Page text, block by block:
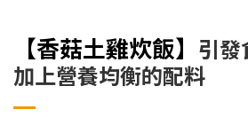
【香菇土雞炊飯】 引發
加上營養均衡的配料